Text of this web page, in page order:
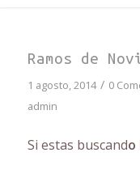
Ramos de
1 agosto, 2014 / 0
admin
Si estas buscando